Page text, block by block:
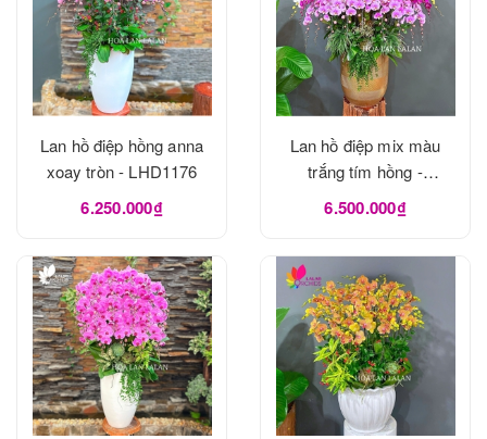
Lan hồ điệp hồng anna
xoay tròn - LHD1176
6.250.000₫
Lan hồ điệp mix màu
trắng tím hồng -
LHD1175
6.500.000₫